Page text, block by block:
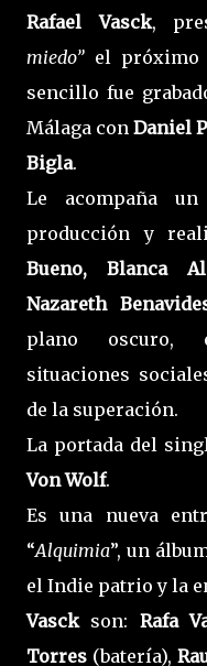
Rafael Vasck,
miedo”el próximo
sencillo fue
Málaga conDaniel
Bigla.
Le acompaña
producción y
Bueno, Blanca
Nazareth
plano oscuro,
situaciones
de la superación.
La portada del
Von Wolf.
Es una nueva
“Alquimia”, un
el Indie patrio y la
Vasckson: Rafa
Torres (batería),